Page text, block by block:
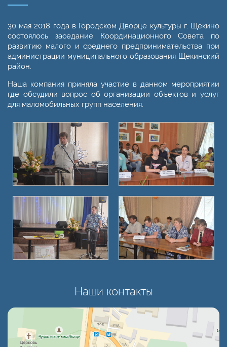
30 мая 2018 года в Городском Дворце культуры г. Щекино
состоялось заседание Координационного Совета по
развитию малого и среднего предпринимательства при
администрации муниципального образования Щекинский
район.
Наша компания приняла участие в данном мероприятии
где обсудили вопрос об организации объектов и услуг
для маломобильных групп населения.
Наши контакты